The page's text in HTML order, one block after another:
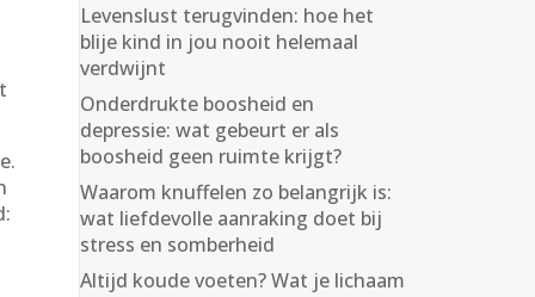
Levenslust terugvinden: hoe het
blije kind in jou nooit helemaal
verdwijnt
Onderdrukte boosheid en
depressie: wat gebeurt er als
boosheid geen ruimte krijgt?
Waarom knuffelen zo belangrijk is:
wat liefdevolle aanraking doet bij
stress en somberheid
Altijd koude voeten? Wat je lichaam